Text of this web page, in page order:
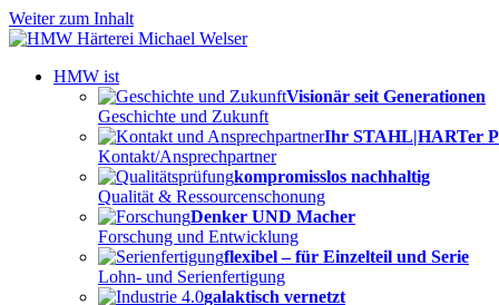
Weiter zum Inhalt
HMW ist
Visionär seit Generationen
Geschichte und Zukunft
Ihr STAHL|HARTer
Kontakt/Ansprechpartner
kompromisslos nachhaltig
Qualität & Ressourcenschonung
Denker UND Macher
Forschung und Entwicklung
flexibel – für Einzelteil und Serie
Lohn- und Serienfertigung
galaktisch vernetzt